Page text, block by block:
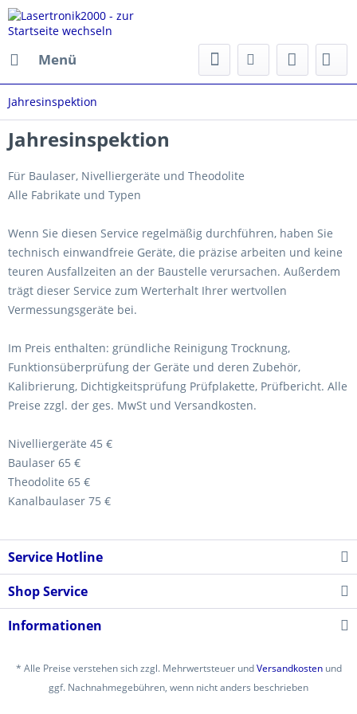
Menü
Jahresinspektion
Jahresinspektion
Für Baulaser, Nivelliergeräte und Theodolite
Alle Fabrikate und Typen
Wenn Sie diesen Service regelmäßig durchführen, haben Sie
technisch einwandfreie Geräte, die präzise arbeiten und keine
teuren Ausfallzeiten an der Baustelle verursachen. Außerdem
trägt dieser Service zum Werterhalt Ihrer wertvollen
Vermessungsgeräte bei.
Im Preis enthalten: gründliche Reinigung Trocknung,
Funktionsüberprüfung der Geräte und deren Zubehör,
Kalibrierung, Dichtigkeitsprüfung Prüfplakette, Prüfbericht. Alle
Preise zzgl. der ges. MwSt und Versandkosten.
Nivelliergeräte 45 €
Baulaser 65 €
Theodolite 65 €
Kanalbaulaser 75 €
Service Hotline
Shop Service
Informationen
* Alle Preise verstehen sich zzgl. Mehrwertsteuer undVersandkostenund
ggf. Nachnahmegebühren, wenn nicht anders beschrieben